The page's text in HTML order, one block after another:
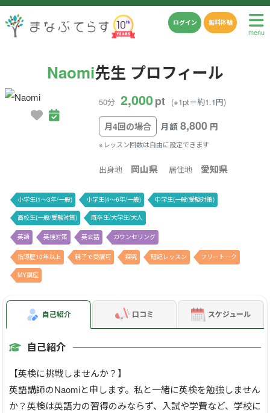
menu
ログイン 無料体験
Naomi先生 プロフィール
50分 2,000pt (※1pt＝約1.1円)
月4回の場合 月額 8,800 円
※レッスン回数は自由に設定できます
出身地 岡山県 居住地 愛知県
小学生(1〜3年/一般) 小学生(4〜6年/一般) 中学生(一般/受験対策)
高校生(一般/受験対策) 既卒生/大学生/大人
英語 英検対策 英会話 カウンセリング
指導歴10年以上 親子で受講可 探究 暗記レッスン フリートーク
MY講座
自己紹介 口コミ スケジュール
自己紹介
【英検に挑戦しませんか？】
英語講師のNaomiと申します。私と一緒に英検を勉強しません
か？英検は英語力の習得のみならず、入試や学費など、学校に